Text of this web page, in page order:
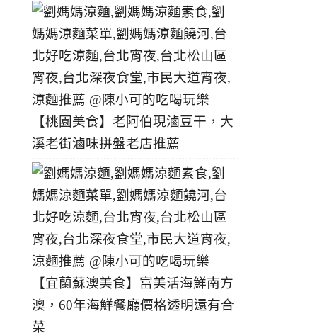
【桃園美食】老阿伯現滷豆干，大
溪老街滷味拼盤老店推薦
【宜蘭蘇澳美食】富美活海鮮南方
澳，60年海鮮餐廳價格透明還有合
菜